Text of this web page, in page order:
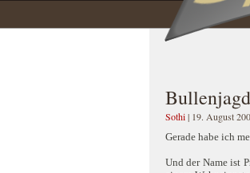
Sothi| 19. August
Gerade habe ich
Und der Name ist